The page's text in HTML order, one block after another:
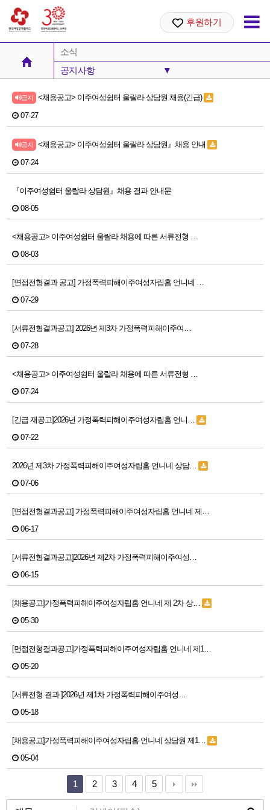
후원하기
소식
공지사항
▼
성명서
공지
<채용공고> 이주여성쉼터 울랄라 상담원 채용(긴급)
07-27
공지
<채용공고> 이주여성쉼터 울랄라 상담원』채용 안내
07-24
『이주여성쉼터 울랄라 상담원』채용 결과 안내문
08-05
<채용공고> 이주여성쉼터 울랄라 채용에 따른 서류전형 …
08-03
[면접전형결과 공고] 가정폭력피해이주여성자립홈 언니네 …
07-29
[서류전형결과공고] 2026년 제3차 가정폭력피해이주여…
07-28
<채용공고> 이주여성쉼터 울랄라 채용에 따른 서류전형 …
07-24
[긴급 재공고]2026년 가정폭력피해이주여성자립홈 언니…
07-22
2026년 제3차 가정폭력피해이주여성자립홈 언니네 상담…
07-06
[면접전형결과공고] 가정폭력피해이주여성자립홈 언니네 제…
06-17
[서류전형결과공고]2026년 제2차 가정폭력피해이주여성…
06-15
[채용공고]가정폭력피해이주여성자립홈 언니네 제 2차 상…
05-30
[면접전형결과공고]가정폭력피해이주여성자립홈 언니네 제1…
05-20
[서류전형 결과 ]2026년 제1차 가정폭력피해이주여성…
05-18
[채용공고]가정폭력피해이주여성자립홈 언니네 상담원 제1…
05-04
1 2 3 4 5